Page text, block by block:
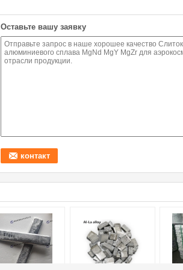
Оставьте вашу заявку